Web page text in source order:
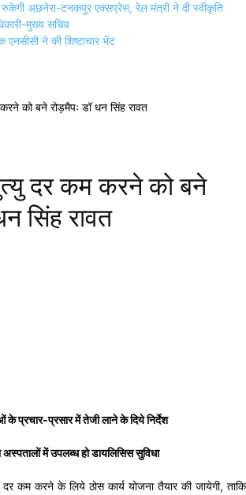
अछनेरा-टनकपुर एक्सप्रेस, रेल मंत्री ने दी स्वीकृति
मुख्य सचिव
एनसीसी ने की शिष्टाचार भेंट
को बने रोड़मैपः डॉ धन सिंह रावत
दर कम करने को बने
सिंह रावत
के प्रचार-प्रसार में तेजी लाने के दिये निर्देश
में उपलब्ध हो डायलिसिस सुविधा
कम करने के लिये ठोस कार्य योजना तैयार की जायेगी, ताकि